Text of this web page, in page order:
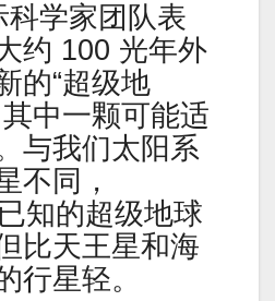
科学家团队表
约 100 光年外
的“超级地
中一颗可能适
与我们太阳系
不同，
知的超级地球
比天王星和海
行星轻。